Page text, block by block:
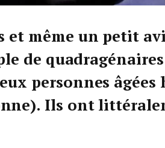
et même un petit
de
personnes
Ils ont